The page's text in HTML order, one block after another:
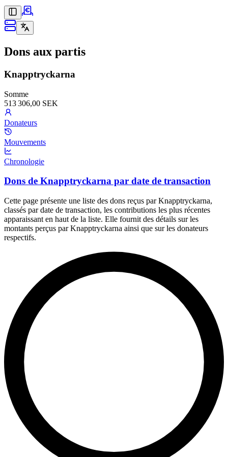
Dons aux partis
Knapptryckarna
Somme
513 306,00 SEK
Donateurs
Mouvements
Chronologie
Dons de Knapptryckarna par date de transaction
Cette page présente une liste des dons reçus par Knapptryckarna,
classés par date de transaction, les contributions les plus récentes
apparaissant en haut de la liste. Elle fournit des détails sur les
montants perçus par Knapptryckarna ainsi que sur les donateurs
respectifs.